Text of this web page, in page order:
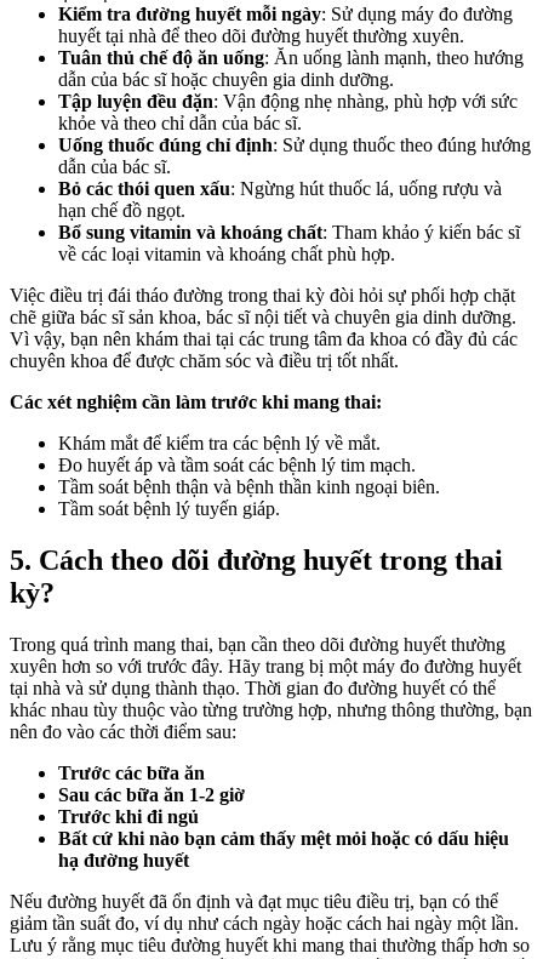
Kiểm tra đường huyết mỗi ngày: Sử dụng máy đo đường
huyết tại nhà để theo dõi đường huyết thường xuyên.
Tuân thủ chế độ ăn uống: Ăn uống lành mạnh, theo hướng
dẫn của bác sĩ hoặc chuyên gia dinh dưỡng.
Tập luyện đều đặn: Vận động nhẹ nhàng, phù hợp với sức
khỏe và theo chỉ dẫn của bác sĩ.
Uống thuốc đúng chỉ định: Sử dụng thuốc theo đúng hướng
dẫn của bác sĩ.
Bỏ các thói quen xấu: Ngừng hút thuốc lá, uống rượu và
hạn chế đồ ngọt.
Bổ sung vitamin và khoáng chất: Tham khảo ý kiến bác sĩ
về các loại vitamin và khoáng chất phù hợp.
Việc điều trị đái tháo đường trong thai kỳ đòi hỏi sự phối hợp chặt
chẽ giữa bác sĩ sản khoa, bác sĩ nội tiết và chuyên gia dinh dưỡng.
Vì vậy, bạn nên khám thai tại các trung tâm đa khoa có đầy đủ các
chuyên khoa để được chăm sóc và điều trị tốt nhất.
Các xét nghiệm cần làm trước khi mang thai:
Khám mắt để kiểm tra các bệnh lý về mắt.
Đo huyết áp và tầm soát các bệnh lý tim mạch.
Tầm soát bệnh thận và bệnh thần kinh ngoại biên.
Tầm soát bệnh lý tuyến giáp.
5. Cách theo dõi đường huyết trong thai
kỳ?
Trong quá trình mang thai, bạn cần theo dõi đường huyết thường
xuyên hơn so với trước đây. Hãy trang bị một máy đo đường huyết
tại nhà và sử dụng thành thạo. Thời gian đo đường huyết có thể
khác nhau tùy thuộc vào từng trường hợp, nhưng thông thường, bạn
nên đo vào các thời điểm sau:
Trước các bữa ăn
Sau các bữa ăn 1-2 giờ
Trước khi đi ngủ
Bất cứ khi nào bạn cảm thấy mệt mỏi hoặc có dấu hiệu
hạ đường huyết
Nếu đường huyết đã ổn định và đạt mục tiêu điều trị, bạn có thể
giảm tần suất đo, ví dụ như cách ngày hoặc cách hai ngày một lần.
Lưu ý rằng mục tiêu đường huyết khi mang thai thường thấp hơn so